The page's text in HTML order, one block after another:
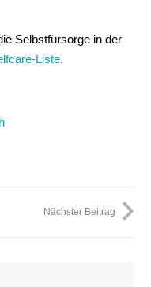
Selbstfürsorge in der
Liste.
Nächster Beitrag